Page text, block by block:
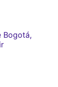
Bogotá,